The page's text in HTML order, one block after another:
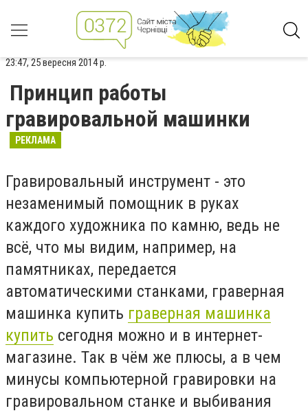
23:47, 25 вересня 2014 р.
Принцип работы
гравировальной машинки
РЕКЛАМА
Гравировальный инструмент - это
незаменимый помощник в руках
каждого художника по камню, ведь не
всё, что мы видим, например, на
памятниках, передается
автоматическими станками, граверная
машинка купить граверная машинка
купить сегодня можно и в интернет-
магазине. Так в чём же плюсы, а в чем
минусы компьютерной гравировки на
гравировальном станке и выбивания